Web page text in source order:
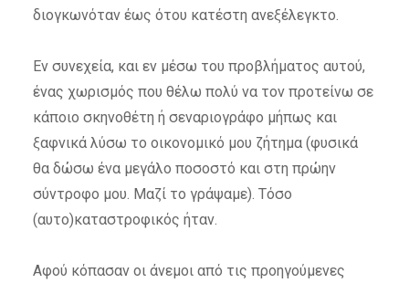
διογκωνόταν έως ότου κατέστη ανεξέλεγκτο.
Εν συνεχεία, και εν μέσω του προβλήματος αυτού,
ένας χωρισμός που θέλω πολύ να τον προτείνω σε
κάποιο σκηνοθέτη ή σεναριογράφο μήπως και
ξαφνικά λύσω το οικονομικό μου ζήτημα (φυσικά
θα δώσω ένα μεγάλο ποσοστό και στη πρώην
σύντροφο μου. Μαζί το γράψαμε). Τόσο
(αυτο)καταστροφικός ήταν.
Αφού κόπασαν οι άνεμοι από τις προηγούμενες